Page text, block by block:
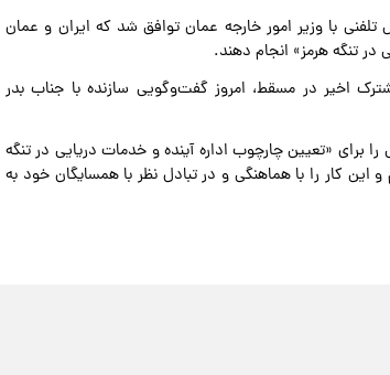
با وزیر امور خارجه عمان توافق شد که ایران و عمان
تنگه هرمز» انجام دهند.
اخیر در مسقط، امروز گفت‌وگویی سازنده با جناب بدر
برای «تعیین چارچوب اداره آینده و خدمات دریایی در تنگه
کار را با هماهنگی و در تبادل نظر با همسایگان خود به